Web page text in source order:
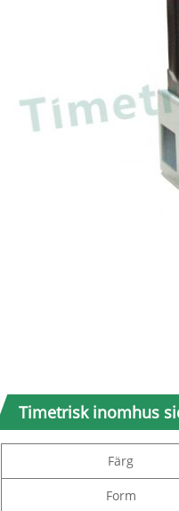
Timetrisk inomhus
Färg
Form